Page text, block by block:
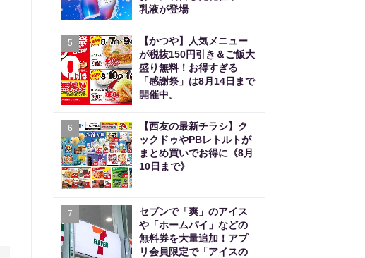
乳液が登場
5
【かつや】人気メニュー
が税抜150円引き＆ご飯大
盛り無料！お得すぎる
「感謝祭」は8月14日まで
開催中。
6
【西友の最新チラシ】ク
ックドゥやPBレトルトが
まとめ買いでお得に《8月
10日まで》
7
セブンで「爽」のアイス
や「ホームパイ」などの
無料券を大量追加！アプ
リ会員限定で「アイスの